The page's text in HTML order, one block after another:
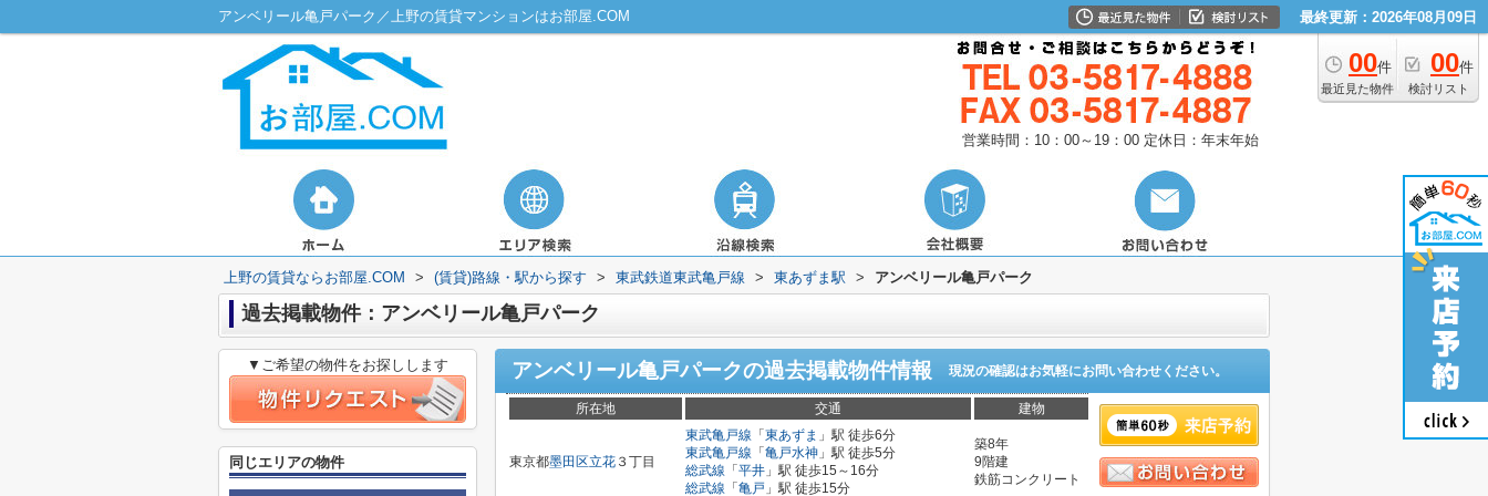
アンベリール亀戸パーク／上野の賃貸マンションはお部屋.COM 最終更新：2026年08月09日
00件
最近見た物件
00件
検討リスト
営業時間：10：00～19：00 定休日：年末年始
上野の賃貸ならお部屋.COM > (賃貸)路線・駅から探す > 東武鉄道東武亀戸線 > 東あずま駅 > アンベリール亀戸パーク
過去掲載物件：アンベリール亀戸パーク
アンベリール亀戸パークの過去掲載物件情報 現況の確認はお気軽にお問い合わせください。
所在地 交通 建物
東京都墨田区立花 ３丁目
東武亀戸線 「 東あずま 」駅 徒歩6分
東武亀戸線 「 亀戸水神 」駅 徒歩5分
総武線 「 平井 」駅 徒歩15～16分
総武線 「 亀戸 」駅 徒歩15分
築8年
9階建
鉄筋コンクリート
▼ご希望の物件をお探しします
同じエリアの物件